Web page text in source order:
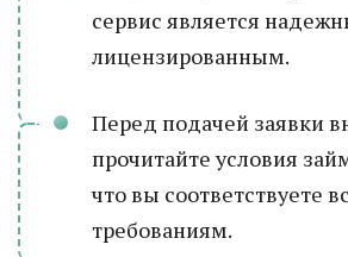
сервис является
лицензированным.
Перед подачей заявки
прочитайте условия
что вы соответствуете
требованиям.